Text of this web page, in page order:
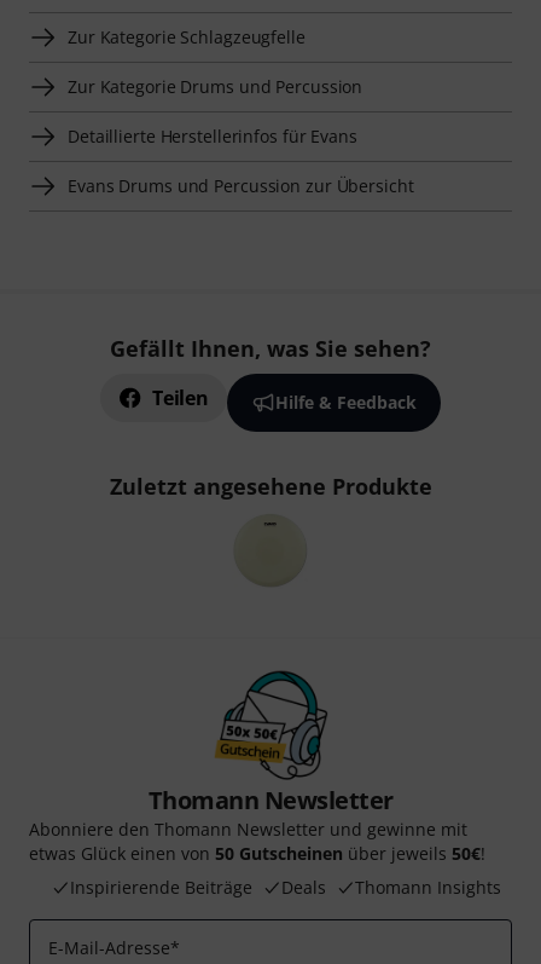
Zur Kategorie Schlagzeugfelle
Zur Kategorie Drums und Percussion
Detaillierte Herstellerinfos für Evans
Evans Drums und Percussion zur Übersicht
Gefällt Ihnen, was Sie sehen?
Teilen Hilfe & Feedback
Zuletzt angesehene Produkte
Thomann Newsletter
Abonniere den Thomann Newsletter und gewinne mit
etwas Glück einen von 50 Gutscheinen über jeweils 50€!
Inspirierende Beiträge
Deals Thomann Insights
E-Mail-Adresse*